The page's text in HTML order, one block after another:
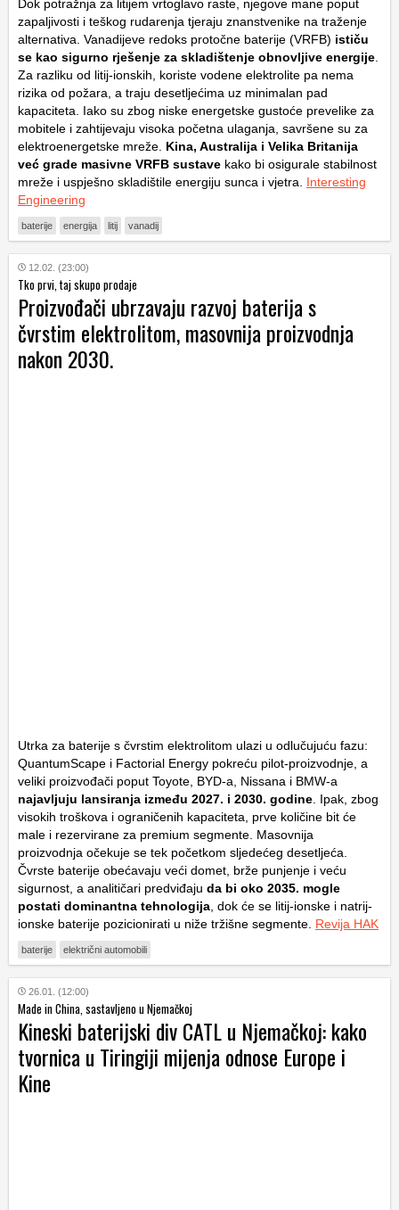
Dok potražnja za litijem vrtoglavo raste, njegove mane poput
zapaljivosti i teškog rudarenja tjeraju znanstvenike na traženje
alternativa. Vanadijeve redoks protočne baterije (VRFB) ističu
se kao sigurno rješenje za skladištenje obnovljive energije
Za razliku od litij-ionskih, koriste vodene elektrolite pa nema
rizika od požara, a traju desetljećima uz minimalan pad
kapaciteta. Iako su zbog niske energetske gustoće prevelike za
mobitele i zahtijevaju visoka početna ulaganja, savršene su za
elektroenergetske mreže. Kina, Australija i Velika Britanija
već grade masivne VRFB sustave kako bi osigurale stabilnost
mreže i uspješno skladištile energiju sunca i vjetra. Interesting
Engineering
baterije energija litij vanadij
12.02. (23:00)
Tko prvi, taj skupo prodaje
Proizvođači ubrzavaju razvoj baterija s
čvrstim elektrolitom, masovnija proizvodnja
nakon 2030.
Utrka za baterije s čvrstim elektrolitom ulazi u odlučujuću fazu:
QuantumScape i Factorial Energy pokreću pilot-proizvodnje, a
veliki proizvođači poput Toyote, BYD-a, Nissana i BMW-a
najavljuju lansiranja između 2027. i 2030. godine . Ipak, zbog
visokih troškova i ograničenih kapaciteta, prve količine bit će
male i rezervirane za premium segmente. Masovnija
proizvodnja očekuje se tek početkom sljedećeg desetljeća.
Čvrste baterije obećavaju veći domet, brže punjenje i veću
sigurnost, a analitičari predviđaju da bi oko 2035. mogle
postati dominantna tehnologija , dok će se litij-ionske i natrij-
ionske baterije pozicionirati u niže tržišne segmente. Revija HAK
baterije električni automobili
26.01. (12:00)
Made in China, sastavljeno u Njemačkoj
Kineski baterijski div CATL u Njemačkoj: kako
tvornica u Tiringiji mijenja odnose Europe i
Kine